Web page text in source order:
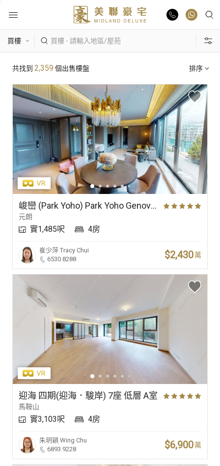
物業出售
業主放盤
豪宅報告
豪宅資訊
更多樓盤
豪宅專家
豪宅分行
主題搵樓
區域 景觀 單位特色
共找到 2,359 個出售樓盤 排序
峻巒 (Park Yoho) Park Yoho Genova 2A期 29座 高層 A室
元朗
實1,485呎 4房
崔少萍 Tracy Chui
6530 8288
$2,430萬
迎海 四期(迎海．駿岸) 7座 低層 A室
馬鞍山
實3,103呎 4房
朱玥穎 Wing Chu
6893 9228
$6,900萬